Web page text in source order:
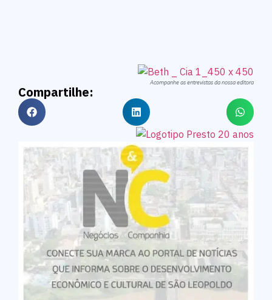
Acompanhe as entrevistas da nossa editora
Compartilhe: